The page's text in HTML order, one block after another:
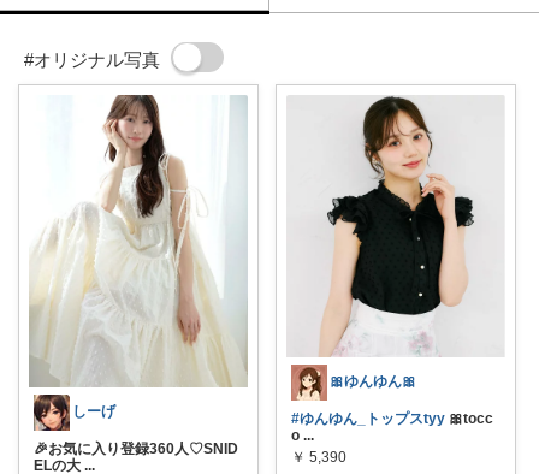
#オリジナル写真
しーげ
🎉お気に入り登録360人♡SNID
ELの大 ...
🎀ゆんゆん🎀
#ゆんゆん_トップスtyy 🎀tocc
o ...
￥ 5,390